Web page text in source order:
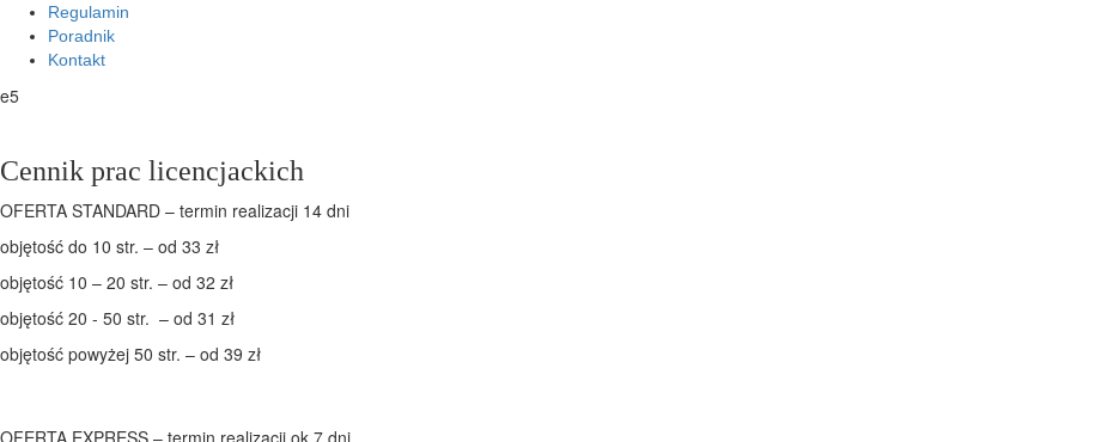
Regulamin
Poradnik
Kontakt
e5
Cennik prac licencjackich
OFERTA STANDARD – termin realizacji 14 dni
objętość do 10 str. – od 33 zł
objętość 10 – 20 str. – od 32 zł
objętość 20 - 50 str. – od 31 zł
objętość powyżej 50 str. – od 39 zł
OFERTA EXPRESS – termin realizacji ok 7 dni